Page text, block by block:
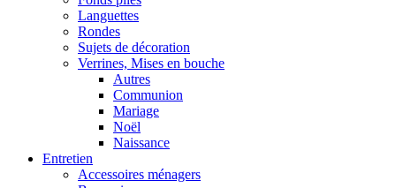
Languettes
Rondes
Sujets de décoration
Verrines, Mises en bouche
Autres
Communion
Mariage
Noël
Naissance
Entretien
Accessoires ménagers